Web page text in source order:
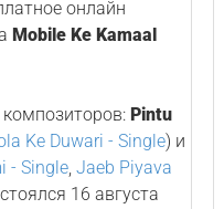
онлайн
Mobile Ke Kamaal
Pintu
Ke Duwari - Single) и
- Single, Jaeb Piyava
16 августа